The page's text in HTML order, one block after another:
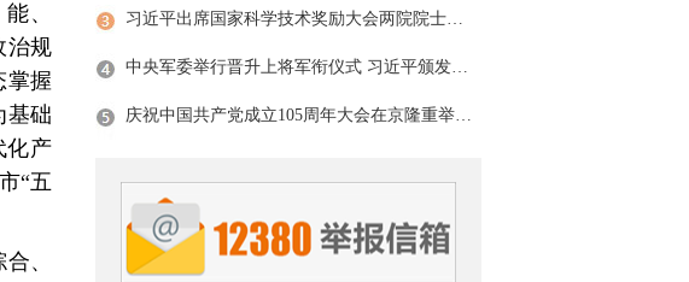
、
治规
掌握
基础
化产
“五
、
习近平出席国家科学技术奖励大会两院院士大会中国科协第十一次全国代表大会并发表重要讲话
中央军委举行晋升上将军衔仪式 习近平颁发命令状并向晋衔的军官表示祝贺
庆祝中国共产党成立105周年大会在京隆重举行 习近平发表重要讲话